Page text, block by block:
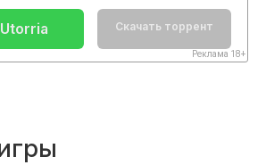
Скачать торрент
Реклама 18+